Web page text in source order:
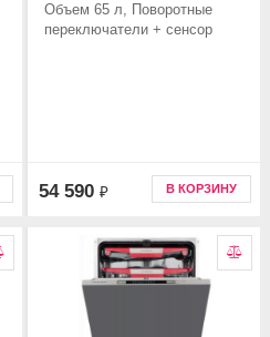
Объем 65 л, Поворотные
переключатели + сенсор
54 590 ₽ В КОРЗИНУ